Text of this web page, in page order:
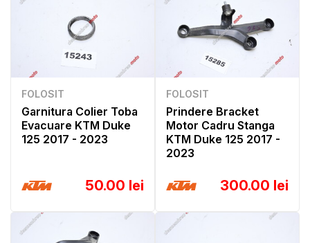
FOLOSIT
Garnitura Colier Toba
Evacuare KTM Duke
125 2017 - 2023
50.00 lei
FOLOSIT
Prindere Bracket
Motor Cadru Stanga
KTM Duke 125 2017 -
2023
300.00 lei